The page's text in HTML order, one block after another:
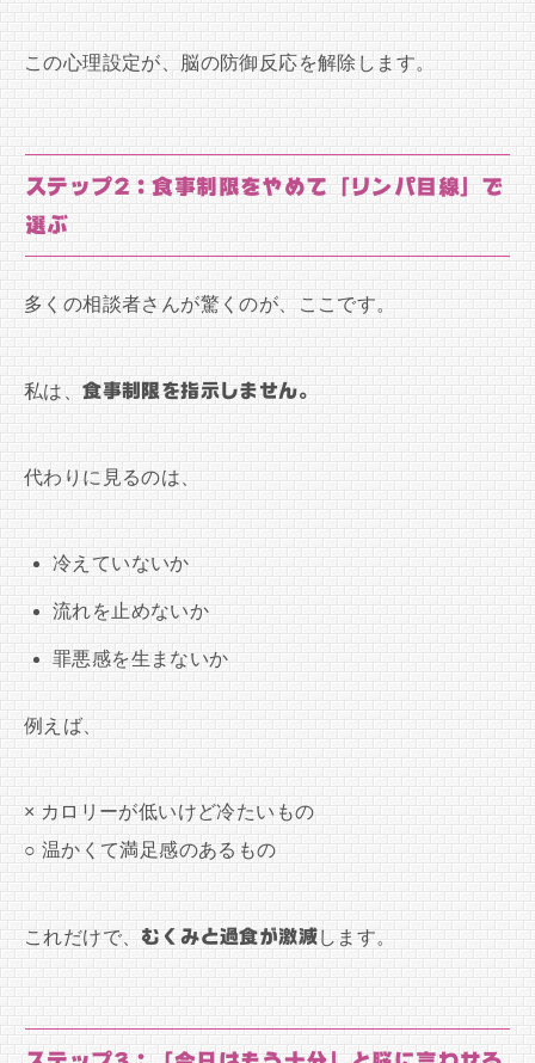
この心理設定が、脳の防御反応を解除します。
ステップ2：食事制限をやめて「リンパ目線」で
選ぶ
多くの相談者さんが驚くのが、ここです。
私は、食事制限を指示しません。
代わりに見るのは、
冷えていないか
流れを止めないか
罪悪感を生まないか
例えば、
× カロリーが低いけど冷たいもの
○ 温かくて満足感のあるもの
これだけで、 むくみと過食が激減します。